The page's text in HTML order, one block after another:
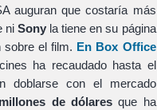
auguran que costaría más
niSony la tiene en su página
sobre el film. En Box Office
ha recaudado hasta el
doblarse con el mercado
de dólaresque ha